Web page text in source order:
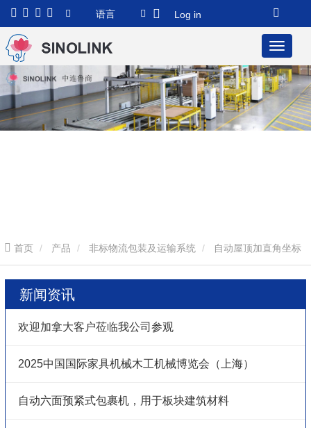
语言 Log in
首页 产品 非标物流包装及运输系统
机械手
新闻资讯
欢迎加拿大客户莅临我公司参观
2025中国国际家具机械木工机械博览会（上海）
自动六面预紧式包裹机，用于板块建筑材料